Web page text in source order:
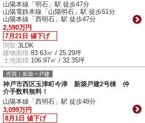
山陽本線「明石」駅 徒歩47分
山陽電鉄本線「山陽明石」駅 徒歩51分
山陽本線「西明石」駅 徒歩47分
2,590万円
7月21日 値下げ
間取:3LDK
建物面積:83.63㎡ / 25.29坪
土地面積:106.97㎡ / 32.35坪
売買｜新築一戸建
神戸市西区玉津町今津 新築戸建2号棟 仲
介手数料無料！
山陽本線「西明石」駅 徒歩48分
3,099万円
8月1日 値下げ